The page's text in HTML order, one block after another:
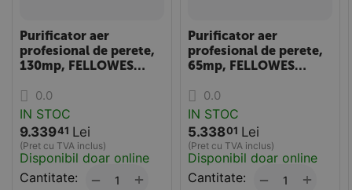
Purificator aer
profesional de perete,
130mp, FELLOWES
PureView
0.0
IN STOC
9.33941 Lei
(Pret cu TVA inclus)
Disponibil doar online
Cantitate:
+
−
Purificator aer
profesional de perete,
65mp, FELLOWES
0.0
IN STOC
5.33801 Lei
(Pret cu TVA inclus)
Disponibil doar online
Cantitate:
+
−